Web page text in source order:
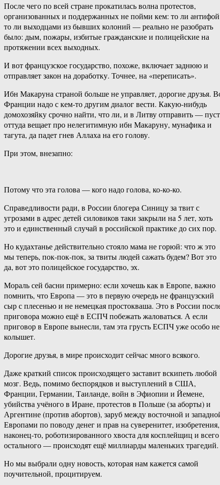
После чего по всей стране прокатилась волна протестов,
организованных и поддержанных не пойми кем: то ли
то ли выходцами из бывших колоний — реально не разобрать
было: дым, пожары, избитые гражданские и полицейские на
протяжении всех выходных.
И вот французское государство, похоже, включает заднюю и
отправляет закон на доработку. Точнее, на «переписать».
Ибн Макаруна страной больше не управляет, дорогие друзья.
Франции надо с кем-то другим диалог вести. Какую-нибудь
домохозяйку срочно найти, что ли, и в Литву отправить —
оттуда вещает про нелегитимную ибн Макаруну, мунафика и
тагута, да падет гнев Аллаха на его голову.
При этом, внезапно:
Потому что эта голова — кого надо голова, ко-ко-ко.
Справедливости ради, в России блогера Синицу за твит с
угрозами в адрес детей силовиков таки закрыли на 5 лет, хоть
это и единственный случай в российской практике до сих пор.
Но кудахтанье действительно стояло мама не горюй: что ж это
мы теперь, пок-пок-пок, за твиты людей сажать будем? Вот это
да, вот это полицейское государство, эх.
Мораль сей басни примерно: если хочешь как в Европе, важно
помнить, что Европа — это в первую очередь не французский
сыр с плесенью и не немецкая простокваша. Это в России
приговора можно ещё в ЕСПЧ побежать жаловаться. А если
приговор в Европе вынесли, там эта грусть ЕСПЧ уже особо не
колышет.
Дорогие друзья, в мире происходит сейчас много всякого.
Даже краткий список происходящего заставит вскипеть любой
мозг. Ведь, помимо беспорядков и выступлений в США,
Франции, Германии, Таиланде, войн в Эфиопии и Йемене,
убийства учёного в Иране, протестов в Польше (за аборты) и
Аргентине (против абортов), заруб между восточной и
Европами по поводу денег и прав на суверенитет, изобретения,
наконец-то, роботизированного хвоста для косплейщиц и всего
остального — происходят ещё миллиарды маленьких трагедий.
Но мы выбрали одну новость, которая нам кажется самой
поучительной, процитируем.